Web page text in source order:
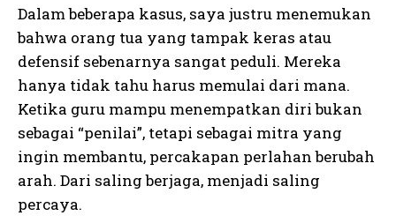
Dalam beberapa kasus, saya justru menemukan
bahwa orang tua yang tampak keras atau
defensif sebenarnya sangat peduli. Mereka
hanya tidak tahu harus memulai dari mana.
Ketika guru mampu menempatkan diri bukan
sebagai “penilai”, tetapi sebagai mitra yang
ingin membantu, percakapan perlahan berubah
arah. Dari saling berjaga, menjadi saling
percaya.